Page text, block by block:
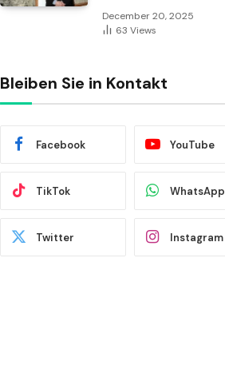
December 20, 2025
63 Views
Bleiben Sie in Kontakt
Facebook YouTube
TikTok WhatsApp
Twitter Instagram